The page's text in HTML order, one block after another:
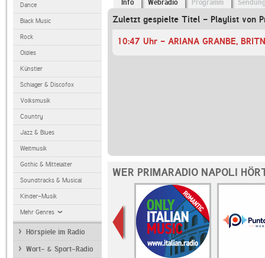
Dance
Black Music
Rock
Oldies
Künstler
Schlager & Discofox
Volksmusik
Country
Jazz & Blues
Weltmusik
Gothic & Mittelalter
Soundtracks & Musical
Kinder-Musik
Mehr Genres
Hörspiele im Radio
Wort- & Sport-Radio
Info Webradio Programm
Zuletzt gespielte Titel - Playlist von
WER PRIMARADIO NAPOLI